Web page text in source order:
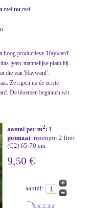
mei tot mei
hoog productieve 'Hayward'
geen 'mannelijke plant bij.
die van 'Hayward'.
Ze rijpen na de eerste
De bloemen beginnen wit
aantal per m2: 1
potmaat: rozenpot 2 liter
(C2) 65-70 cm
9,50 €
aantal: